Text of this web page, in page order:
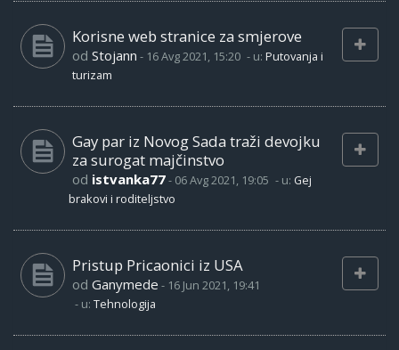
Korisne web stranice za smjerove
od Stojann - 16 Avg 2021, 15:20 - u: Putovanja i
turizam
Gay par iz Novog Sada traži devojku
za surogat majčinstvo
od istvanka77- 06 Avg 2021, 19:05 - u: Gej
brakovi i roditeljstvo
Pristup Pricaonici iz USA
od Ganymede - 16 Jun 2021, 19:41
- u: Tehnologija